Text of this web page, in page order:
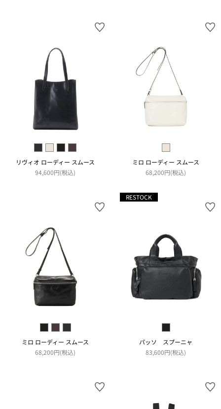
リヴィオ ローディー スムース
94,600円(税込)
ミロ ローディー スムース
68,200円(税込)
ミロ ローディー スムース
68,200円(税込)
RESTOCK
パッソ スプーニャ
83,600円(税込)